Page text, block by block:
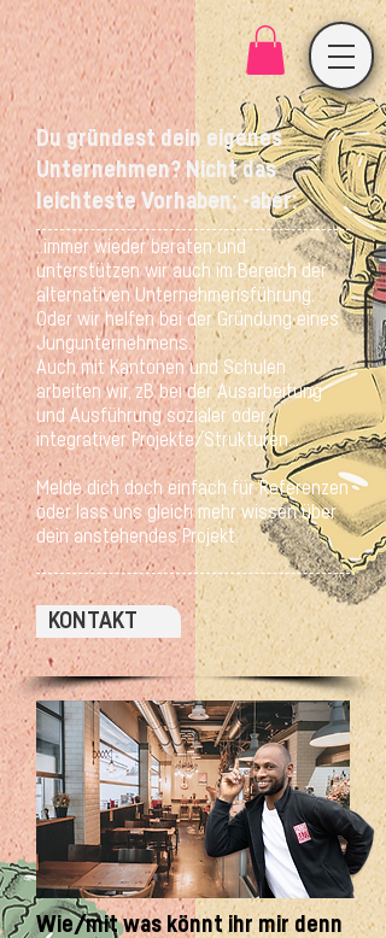
Du gründest dein eigenes
Unternehmen? Nicht das
leichteste Vorhaben; -aber:
..immer wieder beraten und
unterstützen wir auch im Bereich der
alternativen Unternehmensführung.
Oder wir helfen bei der Gründung eines
Jungunternehmens.
Auch mit Kantonen und Schulen
arbeiten wir, zB bei der Ausarbeitung
und Ausführung sozialer oder
integrativer Projekte/Strukturen...
Melde dich doch einfach für Referenzen
oder lass uns gleich mehr wissen über
dein anstehendes Projekt.
KONTAKT
Wie/mit was könnt ihr mir denn